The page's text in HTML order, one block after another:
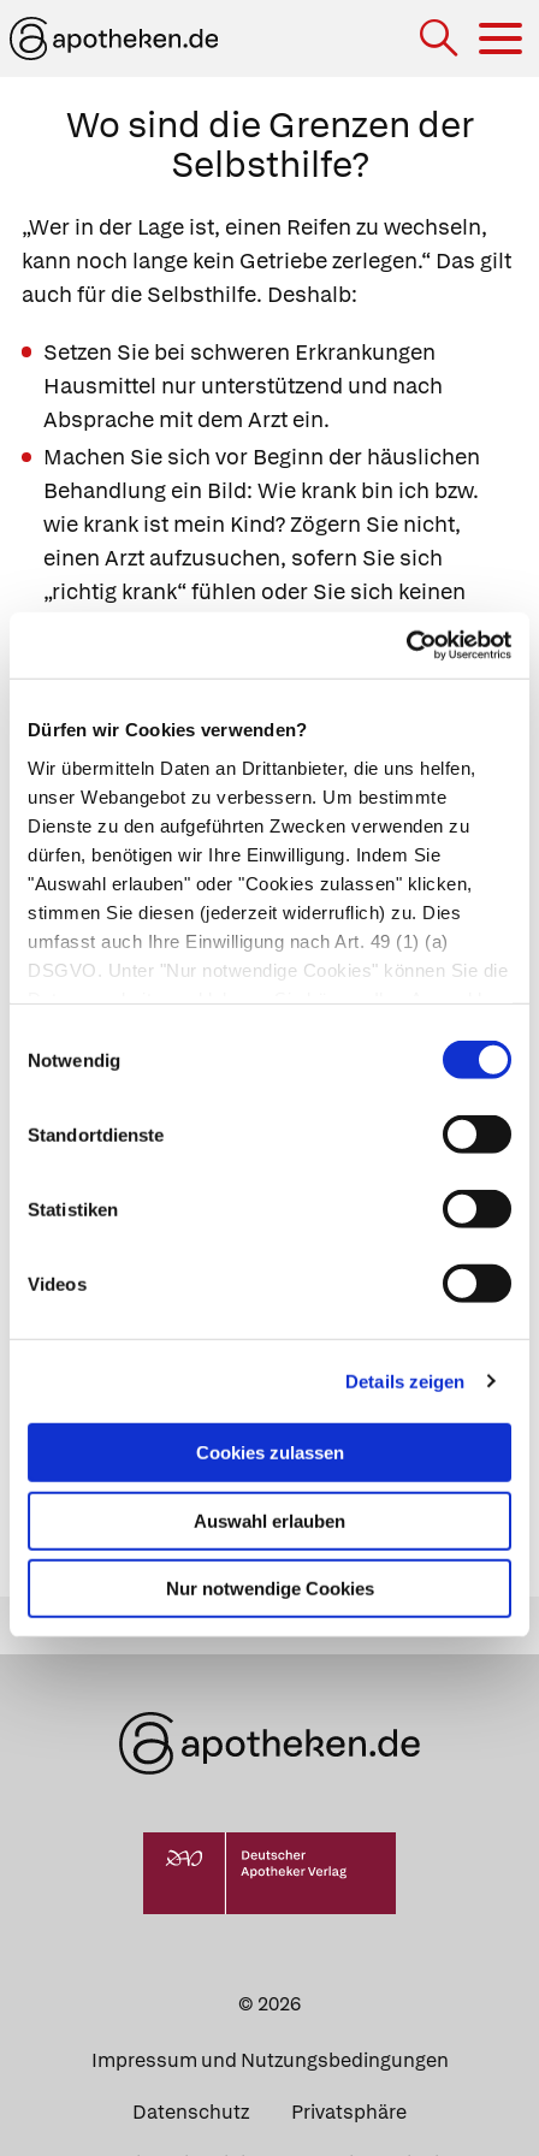
Dürfen wir Cookies verwenden?
Wir übermitteln Daten an Drittanbieter, die uns helfen,
unser Webangebot zu verbessern. Um bestimmte
Dienste zu den aufgeführten Zwecken verwenden zu
dürfen, benötigen wir Ihre Einwilligung. Indem Sie
"Auswahl erlauben" oder "Cookies zulassen" klicken,
stimmen Sie diesen (jederzeit widerruflich) zu. Dies
umfasst auch Ihre Einwilligung nach Art. 49 (1) (a)
DSGVO. Unter "Nur notwendige Cookies" können Sie die
Notwendig
Standortdienste
Statistiken
Videos
Details zeigen
Cookies zulassen
Auswahl erlauben
Nur notwendige Cookies
Wo sind die Grenzen der
Selbsthilfe?
„Wer in der Lage ist, einen Reifen zu wechseln,
kann noch lange kein Getriebe zerlegen.“ Das gilt
auch für die Selbsthilfe. Deshalb:
Setzen Sie bei schweren Erkrankungen
Hausmittel nur unterstützend und nach
Absprache mit dem Arzt ein.
Machen Sie sich vor Beginn der häuslichen
Behandlung ein Bild: Wie krank bin ich bzw.
wie krank ist mein Kind? Zögern Sie nicht,
einen Arzt aufzusuchen, sofern Sie sich
„richtig krank“ fühlen oder Sie sich keinen
Reim auf Ihre Beschwerden bzw. die Ihres
wenden Sie sich an einen Arzt.
Auch wenn es Ihnen nach einer
Eigenbehandlung schlechter anstatt besser
geht, sollten Sie spätestens am nächsten Tag
den Arzt aufsuchen.
Autor*innen
Dr. med. Herbert Renz-Polster in: Gesundheit heute,
08.07.2020
Nächster Artikel
Gesundheit in Reichweite
bringen
© 2026
Impressum und Nutzungsbedingungen
Datenschutz Privatsphäre